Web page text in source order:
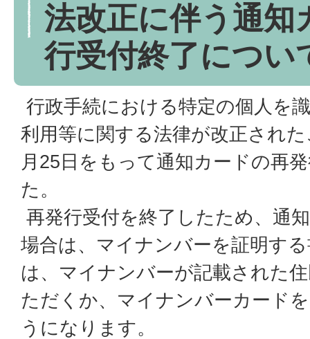
法改正に伴う通知
行受付終了につい
行政手続における特定の個人を
利用等に関する法律が改正され
月25日をもって通知カードの再
た。
再発行受付を終了したため、通
場合は、マイナンバーを証明す
は、マイナンバーが記載された
ただくか、マイナンバーカード
うになります。